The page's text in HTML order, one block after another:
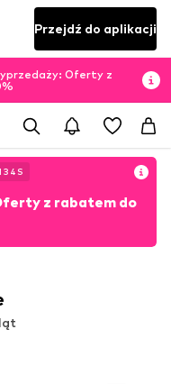
Przejdź do aplikacji
Oferty z
31 S
z rabatem do